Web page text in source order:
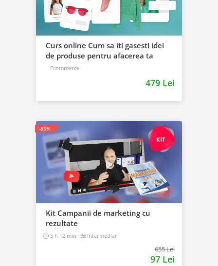
Curs online Cum sa iti gasesti idei
de produse pentru afacerea ta
Ecommerce
479 Lei
Kit Campanii de marketing cu
rezultate
5 h 12 min Intermediar
655 Lei
97 Lei
-85%